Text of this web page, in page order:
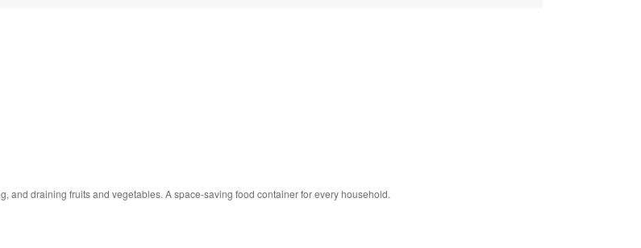
and draining fruits and vegetables. A space-saving food container for every household.